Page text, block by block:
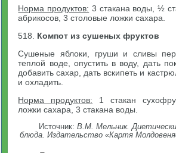
Норма продуктов: 3 стакана воды, ½
абрикосов, 3 столовые ложки сахара.
518. Компот из сушеных фруктов
Сушеные яблоки, груши и сливы
теплой воде, опустить в воду, дать
добавить сахар, дать вскипеть и
и охладить.
Норма продуктов: 1 стакан
ложки сахара, 3 стакана воды.
Источник: В.М. Мельник.
блюда. Издательство «Картя